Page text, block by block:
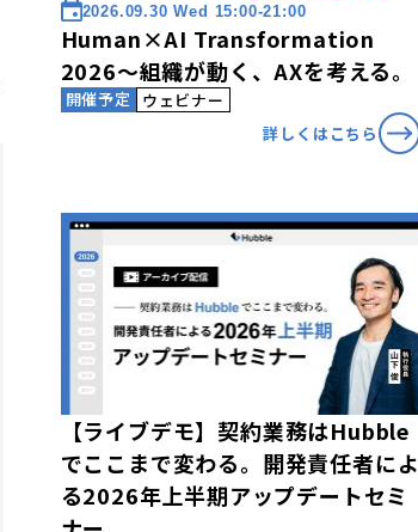
2026.09.30 Wed 15:00-21:00
Human×AI Transformation
2026〜組織が動く、AXを考える。
開催予定
ウェビナー
詳しくはこちら
【ライブデモ】契約業務はHubble
でここまで変わる。開発責任者によ
る2026年上半期アップデートセミ